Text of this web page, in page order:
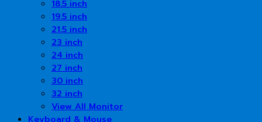
18.5 inch
19.5 inch
21.5 inch
23 inch
24 inch
27 inch
30 inch
32 inch
View All Monitor
Keyboard & Mouse